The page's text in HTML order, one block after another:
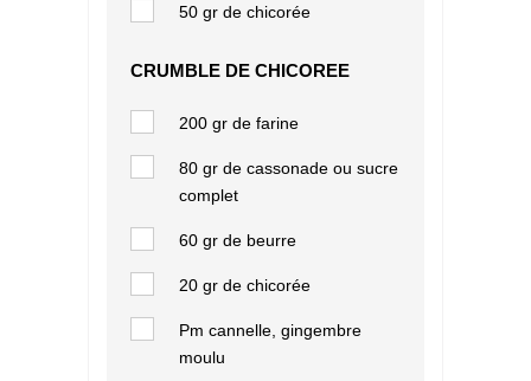
50 gr de chicorée
CRUMBLE DE CHICOREE
200 gr de farine
80 gr de cassonade ou sucre
complet
60 gr de beurre
20 gr de chicorée
Pm cannelle, gingembre
moulu